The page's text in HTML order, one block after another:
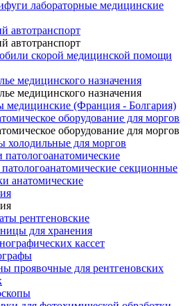
лабораторные медицинские
автотранспорт
автотранспорт
скорой медицинской помощи
медицинского назначения
медицинского назначения
медицинские (Франция - Болгария)
оборудование для моргов
оборудование для моргов
холодильные для моргов
секционные
анатомические
рентгеновские
для хранения
кассет
проявочные для рентгеновских